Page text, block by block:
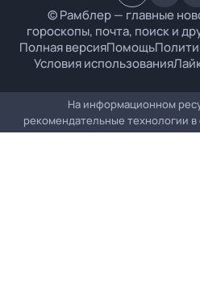
© Рамблер — главные
гороскопы, почта, поиск и
Полная версияПомощь
Условия использования
На информационном
рекомендательные технологии в